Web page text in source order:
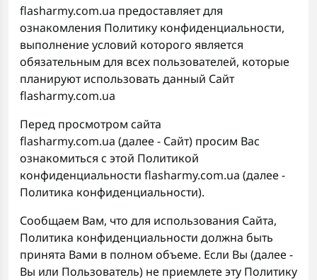
flasharmy.com.ua предоставляет для
ознакомления Политику конфиденциальности,
выполнение условий которого является
обязательным для всех пользователей, которые
планируют использовать данный Сайт
flasharmy.com.ua
Перед просмотром сайта
flasharmy.com.ua (далее - Сайт) просим Вас
ознакомиться с этой Политикой
конфиденциальности flasharmy.com.ua (далее -
Политика конфиденциальности).
Сообщаем Вам, что для использования Сайта,
Политика конфиденциальности должна быть
принята Вами в полном объеме. Если Вы (далее -
Вы или Пользователь) не приемлете эту Политику